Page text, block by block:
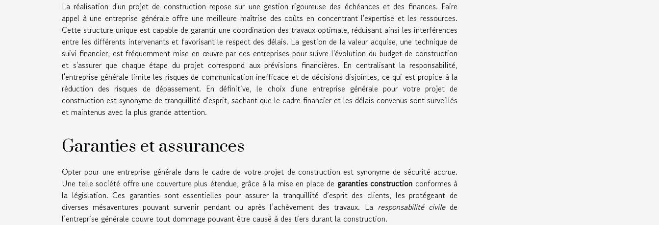
La réalisation d'un projet de construction repose sur une gestion rigoureuse des échéances et des finances. Faire
appel à une entreprise générale offre une meilleure maîtrise des coûts en concentrant l'expertise et les ressources.
Cette structure unique est capable de garantir une coordination des travaux optimale, réduisant ainsi les interférences
entre les différents intervenants et favorisant le respect des délais. La gestion de la valeur acquise, une technique de
suivi financier, est fréquemment mise en œuvre par ces entreprises pour suivre l'évolution du budget de construction
et s'assurer que chaque étape du projet correspond aux prévisions financières. En centralisant la responsabilité,
l'entreprise générale limite les risques de communication inefficace et de décisions disjointes, ce qui est propice à la
réduction des risques de dépassement. En définitive, le choix d'une entreprise générale pour votre projet de
construction est synonyme de tranquillité d'esprit, sachant que le cadre financier et les délais convenus sont surveillés
et maintenus avec la plus grande attention.
Garanties et assurances
Opter pour une entreprise générale dans le cadre de votre projet de construction est synonyme de sécurité accrue.
Une telle société offre une couverture plus étendue, grâce à la mise en place de garanties construction conformes à
la législation. Ces garanties sont essentielles pour assurer la tranquillité d’esprit des clients, les protégeant de
diverses mésaventures pouvant survenir pendant ou après l’achèvement des travaux. La responsabilité civilede
l’entreprise générale couvre tout dommage pouvant être causé à des tiers durant la construction.